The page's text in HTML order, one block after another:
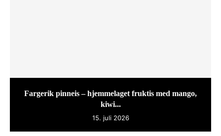
Fargerik pinneis – hjemmelaget fruktis med mango,
kiwi...
15. juli 2026